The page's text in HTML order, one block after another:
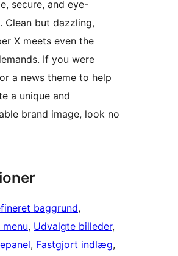
secure, and eye-
Clean but dazzling,
X meets even the
If you were
a news theme to help
a unique and
brand image, look no
baggrund
, Udvalgte billeder
, Fastgjort indlæg